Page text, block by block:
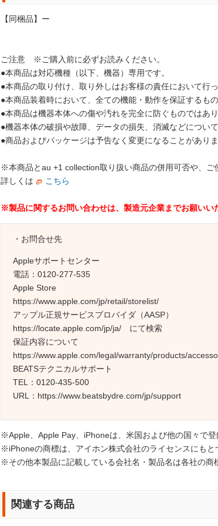
【同梱品】ー
ご注意 ※ご購入前に必ずお読みください。
●本商品は対応機種（以下、機器）専用です。
●本商品の取り付け、取り外しはお客様の責任において行っ
●本商品装着時において、全ての機能・動作を保証するもの
●本商品は機器本体への傷や汚れを完全に防ぐものではあり
●機器本体の破損や故障、データの損失、消滅などについ
●商品およびパッケージは予告なく変更になることがありま
※本商品とau +1 collection取り扱い商品の併用可否や、ご
詳しくは
こちら
※製品に関するお問い合わせは、製造元企業までお願いい
・お問合せ先
Appleサポートセンター
電話：0120-277-535
Apple Store
https://www.apple.com/jp/retail/storelist/
アップル正規サービスプロバイダ（AASP）
https://locate.apple.com/jp/ja/ にて検索
保証内容について
https://www.apple.com/legal/warranty/products/
BEATSテクニカルサポート
TEL：0120-435-500
URL：https://www.beatsbydre.com/jp/support
※Apple、Apple Pay、iPhoneは、米国および他の国々で登
※iPhoneの商標は、アイホン株式会社のライセンスにもと
※その他本製品に記載している会社名・製品名は各社の商
関連する商品